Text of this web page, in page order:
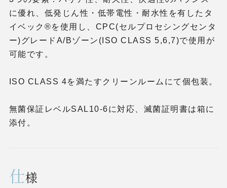
に優れ、低発じん性・低帯電性・耐水性を有したタ
イベック®を使用し、CPC(セルプロセシングセンタ
ー)グレードA/Bゾーン(ISO CLASS 5,6,7)で使用が
可能です。
ISO CLASS 4を満たすクリーンルームにて個包装。
無菌保証レベルSAL10-6に対応、滅菌証明書は箱に
添付。
仕様